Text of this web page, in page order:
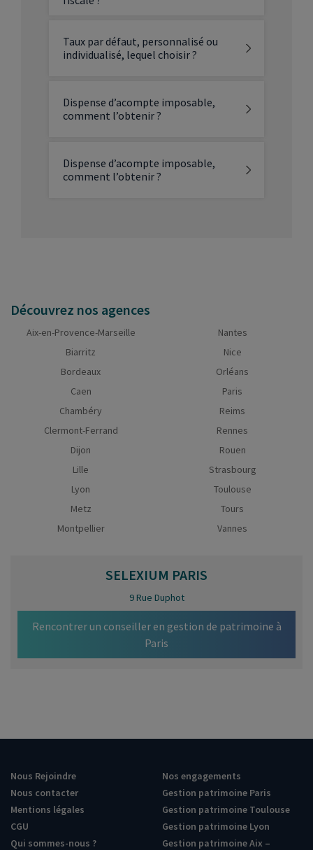
Taux par défaut, personnalisé ou
individualisé, lequel choisir ?
Dispense d’acompte imposable,
comment l’obtenir ?
Dispense d’acompte imposable,
comment l’obtenir ?
Découvrez nos agences
Aix-en-Provence-Marseille
Biarritz
Bordeaux
Caen
Chambéry
Clermont-Ferrand
Dijon
Lille
Lyon
Metz
Montpellier
Nantes
Nice
Orléans
Paris
Reims
Rennes
Rouen
Strasbourg
Toulouse
Tours
Vannes
SELEXIUM PARIS
9 Rue Duphot
Rencontrer un conseiller en gestion de patrimoine à
Paris
Nous Rejoindre
Nous contacter
Mentions légales
CGU
Qui sommes-nous ?
Nos engagements
Gestion patrimoine Paris
Gestion patrimoine Toulouse
Gestion patrimoine Lyon
Gestion patrimoine Aix –